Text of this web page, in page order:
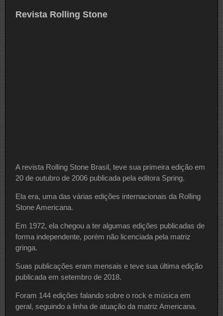
Revista Rolling Stone
A revista Rolling Stone Brasil, teve sua primeira edição em
20 de outubro de 2006 publicada pela editora Spring.
Ela era, uma das várias edições internacionais da Rolling
Stone Americana.
Em 1972, ela chegou a ter algumas edições publicadas de
forma independente, porém não licenciada pela matriz
gringa.
Suas publicações eram mensais e teve sua última edição
publicada em setembro de 2018.
Foram 144 edições falando sobre o rock e música em
geral, seguindo a linha de atuação da matriz Americana.